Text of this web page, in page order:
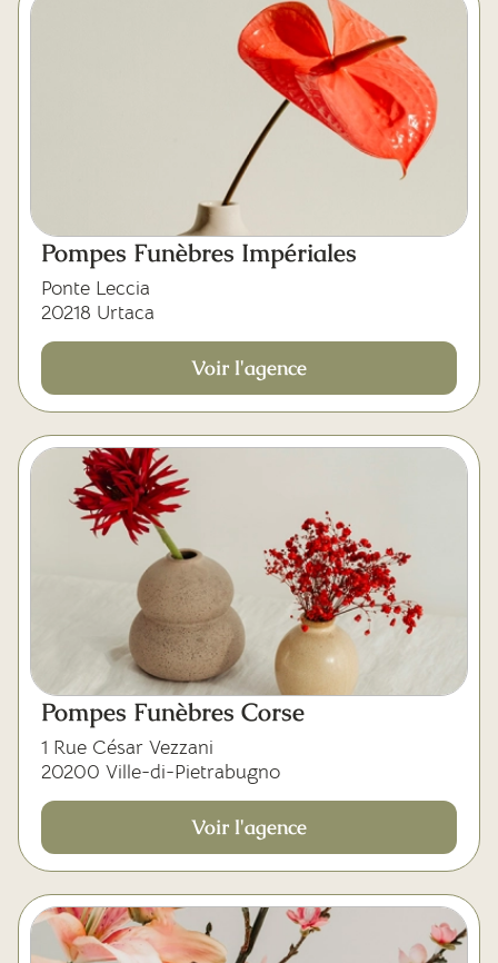
Pompes Funèbres Impériales
Ponte Leccia
20218 Urtaca
Voir l'agence
Pompes Funèbres Corse
1 Rue César Vezzani
20200 Ville-di-Pietrabugno
Voir l'agence